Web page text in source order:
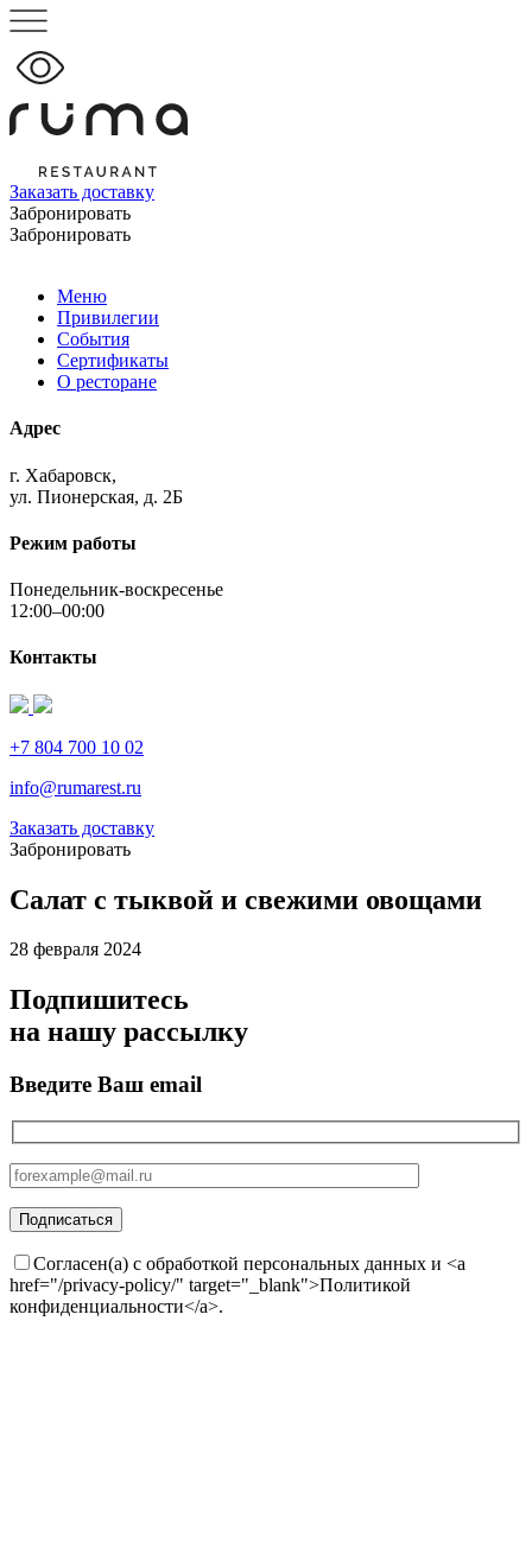
Заказать доставку
Забронировать
Забронировать
Меню
Привилегии
События
Сертификаты
О ресторане
Адрес
г. Хабаровск,
ул. Пионерская, д. 2Б
Режим работы
Понедельник-воскресенье
12:00–00:00
Контакты
+7 804 700 10 02
info@rumarest.ru
Заказать доставку
Забронировать
Салат с тыквой и свежими овощами
28 февраля 2024
Подпишитесь
на нашу рассылку
Введите Ваш email
Согласен(а) с обработкой персональных данных и <a
href="/privacy-policy/" target="_blank">Политикой
конфиденциальности</a>.